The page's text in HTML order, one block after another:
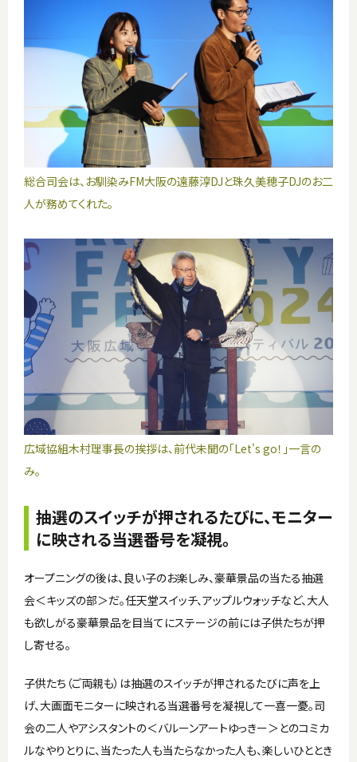
総合司会は、お馴染みFM大阪の遠藤淳DJと珠久美穂子DJのお二
人が務めてくれた。
広域協組木村理事長の挨拶は、前代未聞の「Let's go！」一言の
み。
抽選のスイッチが押されるたびに、モニター
に映される当選番号を凝視。
オープニングの後は、良い子のお楽しみ、豪華景品の当たる抽選
会＜キッズの部＞だ。任天堂スイッチ、アップルウォッチなど、大人
も欲しがる豪華景品を目当てにステージの前には子供たちが押
し寄せる。
子供たち（ご両親も）は抽選のスイッチが押されるたびに声を上
げ、大画面モニターに映される当選番号を凝視して一喜一憂。司
会の二人やアシスタントの＜バルーンアートゆっきー＞とのコミカ
ルなやりとりに、当たった人も当たらなかった人も、楽しいひととき